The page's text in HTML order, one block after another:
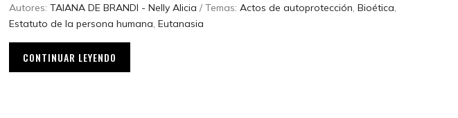
Autores: TAIANA DE BRANDI - Nelly Alicia / Temas: Actos de autoprotección, Bioética,
Estatuto de la persona humana, Eutanasia
CONTINUAR LEYENDO